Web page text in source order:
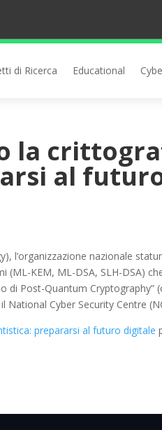
di Ricerca Educational
la
al
l’organizzazione nazionale
KEM, ML-DSA, SLH-DSA)
di Post-Quantum Cryptography”
Cyber Security Centre
prepararsi al futuro digitale